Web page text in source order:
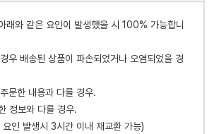
래와 같은 요인이 발생했을 시 100% 가능합니
우 배송된 상품이 파손되었거나 오염되었을 경
문한 내용과 다를 경우.
정보와 다를 경우.
인 발생시 3시간 이내 재교환 가능)